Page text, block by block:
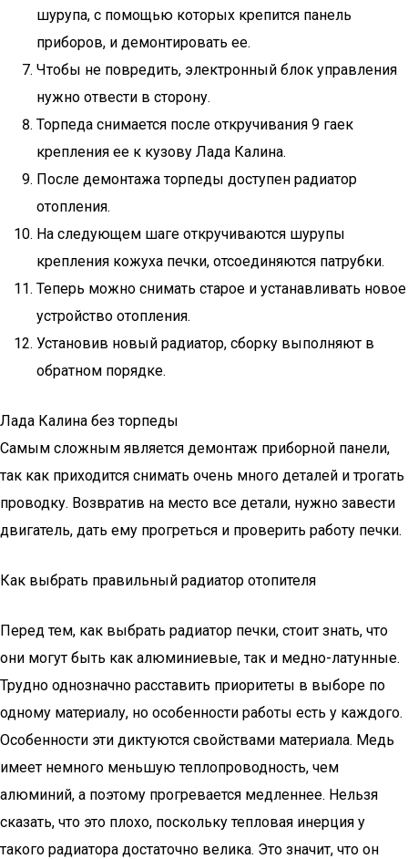
шурупа, с помощью которых крепится панель
приборов, и демонтировать ее.
Чтобы не повредить, электронный блок управления
нужно отвести в сторону.
Торпеда снимается после откручивания 9 гаек
крепления ее к кузову Лада Калина.
После демонтажа торпеды доступен радиатор
отопления.
На следующем шаге откручиваются шурупы
крепления кожуха печки, отсоединяются патрубки.
Теперь можно снимать старое и устанавливать новое
устройство отопления.
Установив новый радиатор, сборку выполняют в
обратном порядке.
Лада Калина без торпеды
Самым сложным является демонтаж приборной панели,
так как приходится снимать очень много деталей и трогать
проводку. Возвратив на место все детали, нужно завести
двигатель, дать ему прогреться и проверить работу печки.
Как выбрать правильный радиатор отопителя
Перед тем, как выбрать радиатор печки, стоит знать, что
они могут быть как алюминиевые, так и медно-латунные.
Трудно однозначно расставить приоритеты в выборе по
одному материалу, но особенности работы есть у каждого.
Особенности эти диктуются свойствами материала. Медь
имеет немного меньшую теплопроводность, чем
алюминий, а поэтому прогревается медленнее. Нельзя
сказать, что это плохо, поскольку тепловая инерция у
такого радиатора достаточно велика. Это значит, что он